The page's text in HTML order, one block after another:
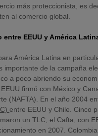
más proteccionista, es
al comercio global.
EEUU y América
América Latina en
importante de la campaña
a poco abriendo su
firmó con México y
(NAFTA). En el año 2004
entre EEUU y Chile. Cinco
un TLC, el Cafta, con
en 2007.